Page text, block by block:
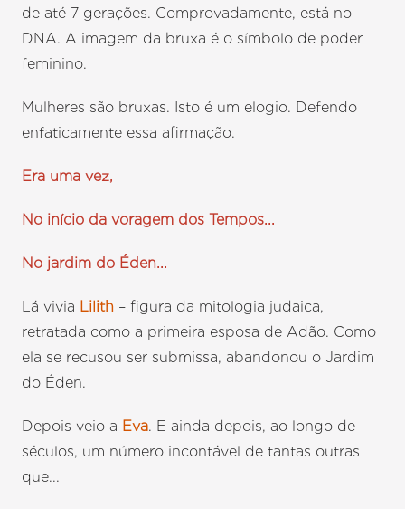
de até 7 gerações. Comprovadamente, está no
DNA. A imagem da bruxa é o símbolo de poder
feminino.
Mulheres são bruxas. Isto é um elogio. Defendo
enfaticamente essa afirmação.
Era uma vez,
No início da voragem dos Tempos...
No jardim do Éden...
Lá vivia Lilith – figura da mitologia judaica,
retratada como a primeira esposa de Adão. Como
ela se recusou ser submissa, abandonou o Jardim
do Éden.
Depois veio a Eva. E ainda depois, ao longo de
séculos, um número incontável de tantas outras
que...